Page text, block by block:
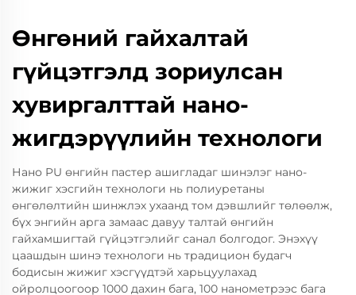
Өнгөний гайхалтай
гүйцэтгэлд зориулсан
хувиргалттай нано-
жигдэрүүлийн технологи
Нано PU өнгийн пастер ашигладаг шинэлэг нано-
жижиг хэсгийн технологи нь полиуретаны
өнгөлөлтийн шинжлэх ухаанд том дэвшлийг төлөөлж,
бүх энгийн арга замаас давуу талтай өнгийн
гайхамшигтай гүйцэтгэлийг санал болгодог. Энэхүү
цаашдын шинэ технологи нь традицион будагч
бодисын жижиг хэсгүүдтэй харьцуулахад
ойролцоогоор 1000 дахин бага, 100 нанометрээс бага